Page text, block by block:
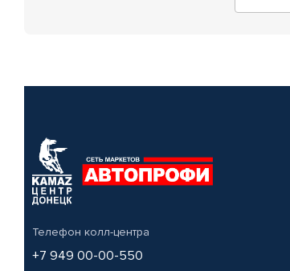
Телефон колл-центра
+7 949 00-00-550